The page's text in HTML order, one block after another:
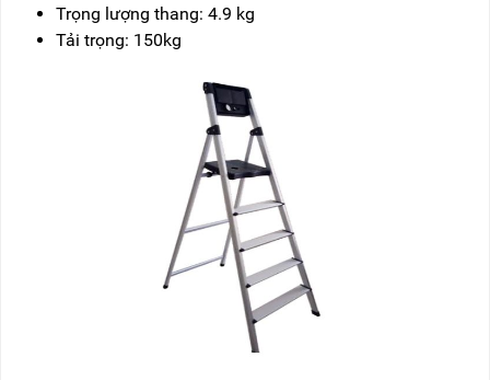
Trọng lượng thang: 4.9 kg
Tải trọng: 150kg